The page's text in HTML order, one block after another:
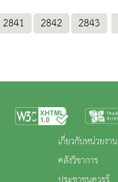
2841 2842 2843
เกี่ยวกับหน่วยงาน
คลังวิชาการ